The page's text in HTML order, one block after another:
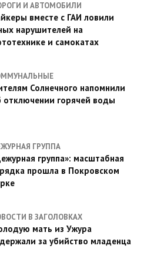
И АВТОМОБИЛИ
вместе с ГАИ ловили
нарушителей на
и самокатах
Солнечного напомнили
отключении горячей воды
ГРУППА
группа»: масштабная
прошла в Покровском
В ЗАГОЛОВКАХ
мать из Ужура
за убийство младенца